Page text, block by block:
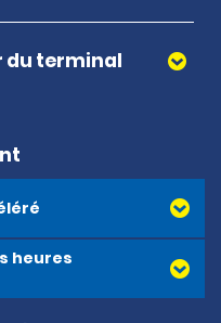
du terminal
heures